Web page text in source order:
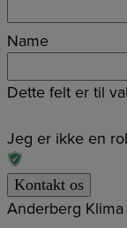
Name
Dette felt er til
Jeg er ikke en
Anderberg Klima